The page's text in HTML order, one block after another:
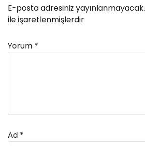
E-posta adresiniz yayınlanmayacak.
ile işaretlenmişlerdir
Yorum *
Ad *